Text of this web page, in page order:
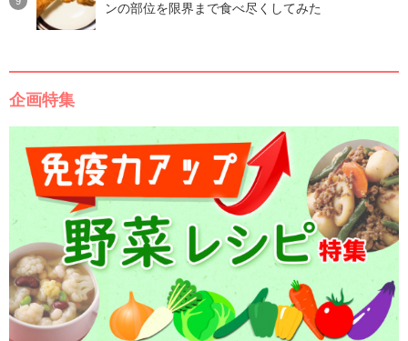
ンの部位を限界まで食べ尽くしてみた
企画特集